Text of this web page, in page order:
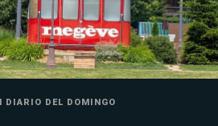
DIARIO DEL DOMINGO